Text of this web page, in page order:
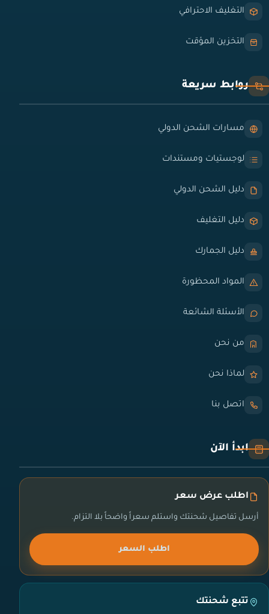
التغليف الاحترافي
التخزين المؤقت
روابط سريعة
مسارات الشحن الدولي
لوجستيات ومستندات
دليل الشحن الدولي
دليل التغليف
دليل الجمارك
المواد المحظورة
الأسئلة الشائعة
من نحن
لماذا نحن
اتصل بنا
ابدأ الآن
اطلب عرض سعر
أرسل تفاصيل شحنتك واستلم سعراً واضحاً بلا التزام.
اطلب السعر
تتبع شحنتك